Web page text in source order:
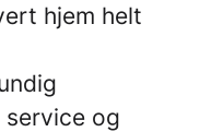
hjem helt
og